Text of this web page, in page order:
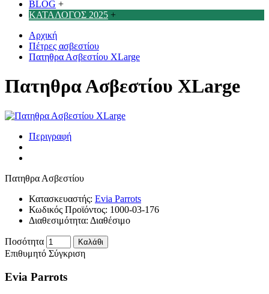
BLOG +
ΚΑΤΑΛΟΓΟΣ 2025 +
Αρχική
Πέτρες ασβεστίου
Πατηθρα Ασβεστίου XLarge
Πατηθρα Ασβεστίου XLarge
Περιγραφή
Πατηθρα Ασβεστίου
Κατασκευαστής: Evia Parrots
Κωδικός Προϊόντος: 1000-03-176
Διαθεσιμότητα: Διαθέσιμο
Ποσότητα Καλάθι
Επιθυμητό Σύγκριση
Evia Parrots